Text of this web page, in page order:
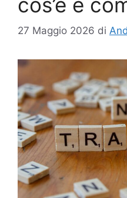
27 Maggio 2026 di